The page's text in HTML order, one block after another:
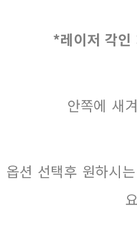
*레이저 각
안쪽에 새
옵션 선택후 원하시
요